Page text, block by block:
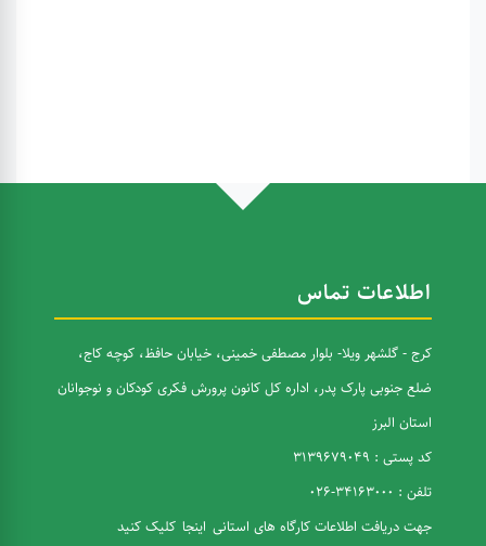
اطلاعات تماس
کرج - گلشهر ویلا- بلوار مصطفی خمینی، خیابان حافظ، کوچه کاج،
ضلع جنوبی پارک پدر، اداره کل کانون پرورش فکری کودکان و نوجوانان
استان البرز
کد پستی : 3139679049
تلفن : 34163000-026
جهت دریافت اطلاعات کارگاه های استانی اینجا کلیک کنید